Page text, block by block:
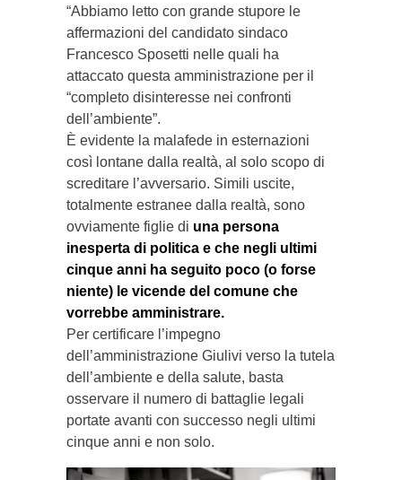
“Abbiamo letto con grande stupore le
affermazioni del candidato sindaco
Francesco Sposetti nelle quali ha
attaccato questa amministrazione per il
“completo disinteresse nei confronti
dell’ambiente”.
È evidente la malafede in esternazioni
così lontane dalla realtà, al solo scopo di
screditare l’avversario. Simili uscite,
totalmente estranee dalla realtà, sono
ovviamente figlie di una persona
inesperta di politica e che negli ultimi
cinque anni ha seguito poco (o forse
niente) le vicende del comune che
vorrebbe amministrare.
Per certificare l’impegno
dell’amministrazione Giulivi verso la tutela
dell’ambiente e della salute, basta
osservare il numero di battaglie legali
portate avanti con successo negli ultimi
cinque anni e non solo.